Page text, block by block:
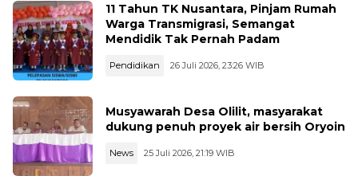
11 Tahun TK Nusantara, Pinjam Rumah
Warga Transmigrasi, Semangat
Mendidik Tak Pernah Padam
Pendidikan 26 Juli 2026, 23:26 WIB
Musyawarah Desa Olilit, masyarakat
dukung penuh proyek air bersih Oryoin
News 25 Juli 2026, 21:19 WIB